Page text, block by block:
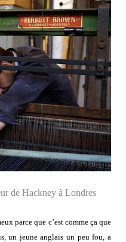
de Hackney à Londres
parce que c’est comme ça que
un jeune anglais un peu fou, a